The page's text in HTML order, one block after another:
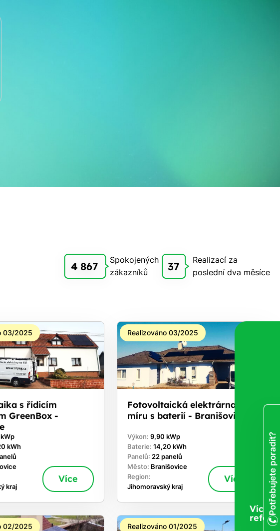
4 867
Spokojených
zákazníků
37
Realizací za
poslední dva měsíce
03/2025
s řídicím
GreenBox -
kWh
kraj
Více
Realizováno 03/2025
Fotovoltaická elektrárna na
míru s baterií - Branišovice
Výkon: 9,90 kWp
Baterie: 14,20 kWh
Panelů: 22 panelů
Město: Branišovice
Region:
Jihomoravský kraj
Více
02/2025 Realizováno 01/2025
Více Potřebujete poradit?